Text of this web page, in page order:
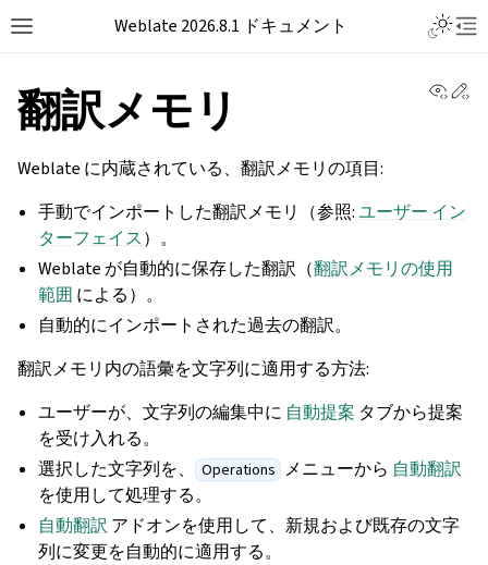
Weblate 2026.8.1 ドキュメント
翻訳メモリ
Weblate に内蔵されている、翻訳メモリの項目:
手動でインポートした翻訳メモリ（参照:ユーザー イン
ターフェイス）。
Weblate が自動的に保存した翻訳（翻訳メモリの使用
範囲 による）。
自動的にインポートされた過去の翻訳。
翻訳メモリ内の語彙を文字列に適用する方法:
ユーザーが、文字列の編集中に 自動提案 タブから提案
を受け入れる。
選択した文字列を、 Operations メニューから 自動翻訳
を使用して処理する。
自動翻訳 アドオンを使用して、新規および既存の文字
列に変更を自動的に適用する。